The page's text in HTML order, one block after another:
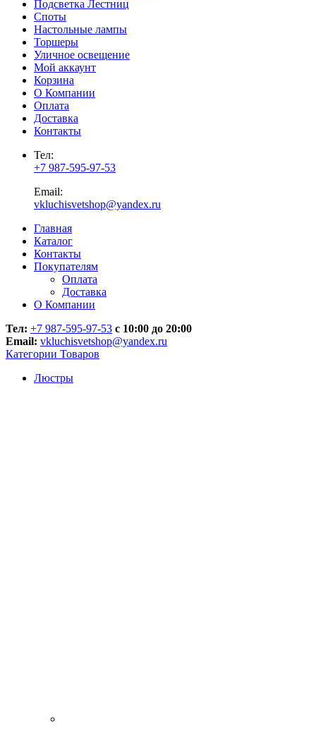
Подсветка Лестниц
Споты
Настольные лампы
Торшеры
Уличное освещение
Мой аккаунт
Корзина
О Компании
Оплата
Доставка
Контакты
Тел:
+7 987-595-97-53
Email:
vkluchisvetshop@yandex.ru
Главная
Каталог
Контакты
Покупателям
Оплата
Доставка
О Компании
Тел: +7 987-595-97-53 с 10:00 до 20:00
Email: vkluchisvetshop@yandex.ru
Категории Товаров
Люстры